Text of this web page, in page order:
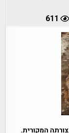
611
המקורית.